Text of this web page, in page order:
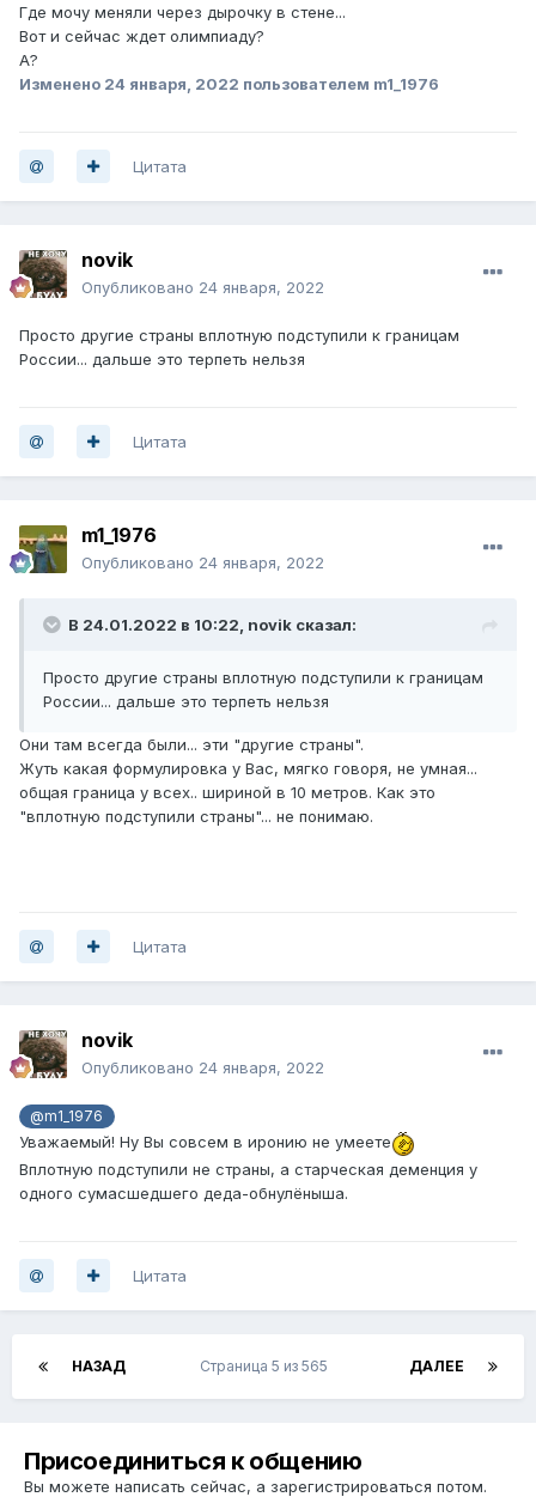
Где мочу меняли через дырочку в стене...
Вот и сейчас ждет олимпиаду?
А?
Изменено 24 января, 2022 пользователем m1_1976
Цитата
novik
Опубликовано 24 января, 2022
Просто другие страны вплотную подступили к границам
России... дальше это терпеть нельзя
Цитата
m1_1976
Опубликовано 24 января, 2022
В 24.01.2022 в 10:22, novik сказал:
Просто другие страны вплотную подступили к границам
России... дальше это терпеть нельзя
Они там всегда были... эти "другие страны".
Жуть какая формулировка у Вас, мягко говоря, не умная...
общая граница у всех.. шириной в 10 метров. Как это
"вплотную подступили страны"... не понимаю.
Цитата
novik
Опубликовано 24 января, 2022
@m1_1976
Уважаемый! Ну Вы совсем в иронию не умеете
Вплотную подступили не страны, а старческая деменция у
одного сумасшедшего деда-обнулёныша.
Цитата
НАЗАД ДАЛЕЕ
Страница 5 из 565
Присоединиться к общению
Вы можете написать сейчас, а зарегистрироваться потом.